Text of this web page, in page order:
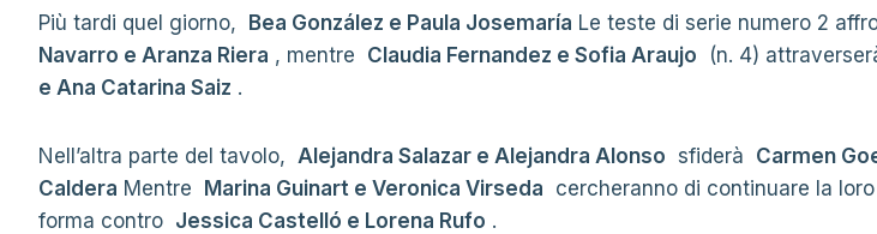
Più tardi quel giorno, Bea González e Paula Josemaría Le teste di serie numero 2
Navarro e Aranza Riera , mentre Claudia Fernandez e Sofia Araujo (n. 4)
e Ana Catarina Saiz .
Nell’altra parte del tavolo, Alejandra Salazar e Alejandra Alonso sfiderà Carmen
Caldera Mentre Marina Guinart e Veronica Virseda cercheranno di continuare la
forma contro Jessica Castelló e Lorena Rufo .